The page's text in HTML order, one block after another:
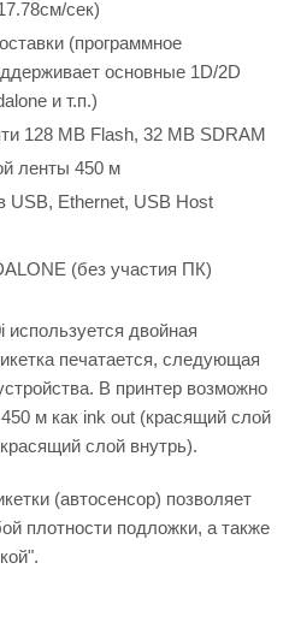
сек)
(программное
основные 1D/2D
и т.п.)
128 MB Flash, 32 MB SDRAM
ленты 450 м
USB, Ethernet, USB Host
(без участия ПК)
используется двойная
печатается, следующая
В принтер возможно
м как ink out (красящий слой
слой внутрь).
(автосенсор) позволяет
плотности подложки, а также